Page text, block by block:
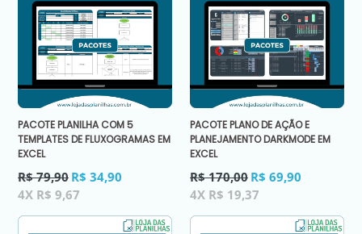
PACOTE PLANILHA COM 5
TEMPLATES DE FLUXOGRAMAS EM
EXCEL
Preço
normal
R$ 79,90 R$ 34,90
4X R$ 9,67
PACOTE PLANO DE AÇÃO E
PLANEJAMENTO DARKMODE EM
EXCEL
Preço
normal
R$ 170,00 R$ 69,90
4X R$ 19,37